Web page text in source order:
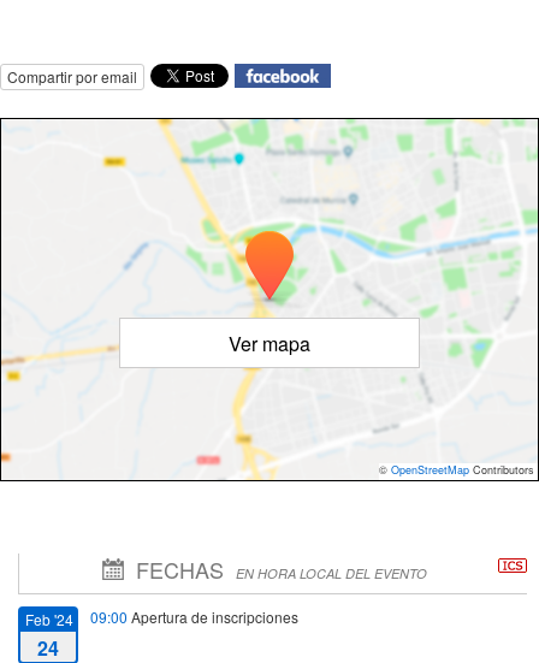
Compartir por email
Ver mapa
© OpenStreetMap Contributors
FECHAS EN HORA LOCAL DEL EVENTO
Feb '24
24
09:00 Apertura de inscripciones